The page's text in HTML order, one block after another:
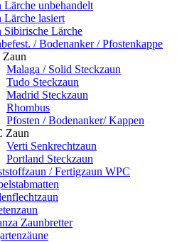
Lärche unbehandelt
Lärche lasiert
Sibirische Lärche
/ Bodenanker / Pfostenkappe
Malaga / Solid Steckzaun
Tudo Steckzaun
Madrid Steckzaun
Rhombus
Pfosten / Bodenanker/ Kappen
Zaun
Verti Senkrechtzaun
Portland Steckzaun
/ Fertigzaun WPC
Zaunbretter